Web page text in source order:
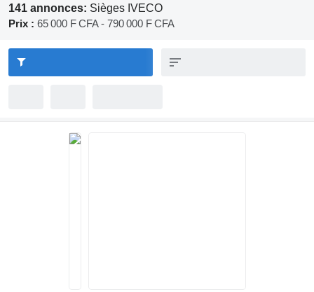
141 annonces: Sièges IVECO
Prix : 65 000 F CFA - 790 000 F CFA